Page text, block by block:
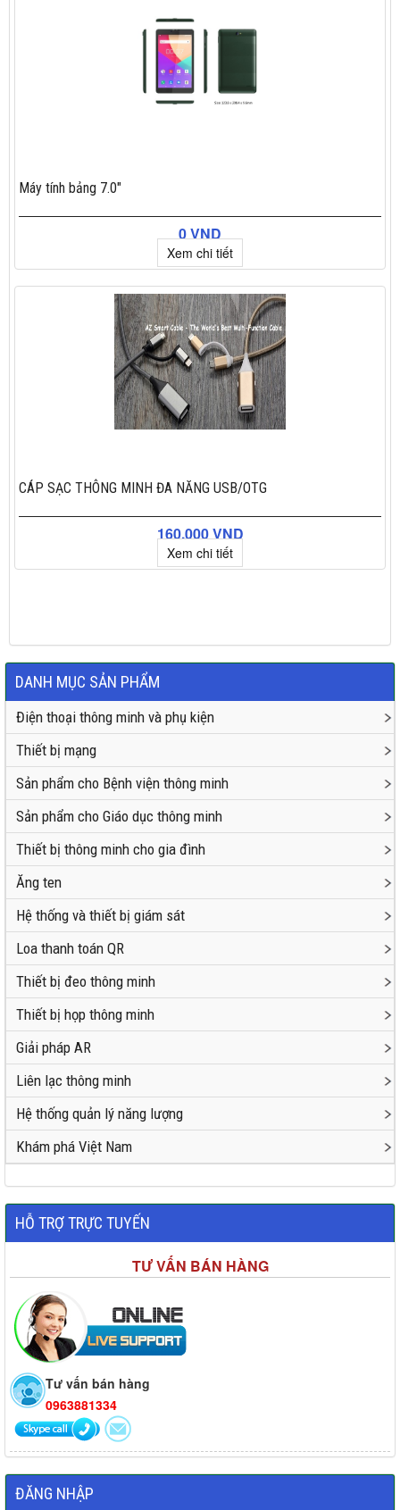
Máy tính bảng 7.0"
0 VND
Xem chi tiết
CÁP SẠC THÔNG MINH ĐA NĂNG USB/OTG
160.000 VND
Xem chi tiết
DANH MỤC SẢN PHẨM
Điện thoại thông minh và phụ kiện
Thiết bị mạng
Sản phẩm cho Bệnh viện thông minh
Sản phẩm cho Giáo dục thông minh
Thiết bị thông minh cho gia đình
Ăng ten
Hệ thống và thiết bị giám sát
Loa thanh toán QR
Thiết bị đeo thông minh
Thiết bị họp thông minh
Giải pháp AR
Liên lạc thông minh
Hệ thống quản lý năng lượng
Khám phá Việt Nam
HỖ TRỢ TRỰC TUYẾN
TƯ VẤN BÁN HÀNG
Tư vấn bán hàng
0963881334
ĐĂNG NHẬP